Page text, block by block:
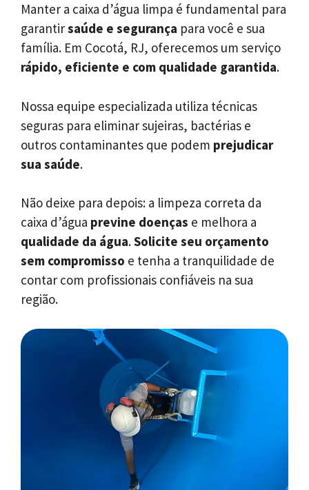
Manter a caixa d’água limpa é fundamental para
garantirsaúde e segurança para você e sua
família. Em Cocotá, RJ, oferecemos um serviço
rápido, eficiente e com qualidade garantida.
Nossa equipe especializada utiliza técnicas
seguras para eliminar sujeiras, bactérias e
outros contaminantes que podem prejudicar
sua saúde.
Não deixe para depois: a limpeza correta da
caixa d’água previne doenças e melhora a
qualidade da água.Solicite seu orçamento
sem compromisso e tenha a tranquilidade de
contar com profissionais confiáveis na sua
região.